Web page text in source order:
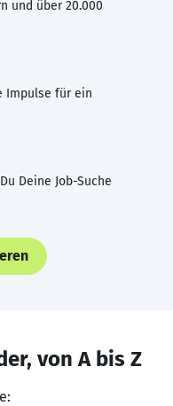
und über 20.000
Impulse für ein
Deine Job-Suche
von A bis Z